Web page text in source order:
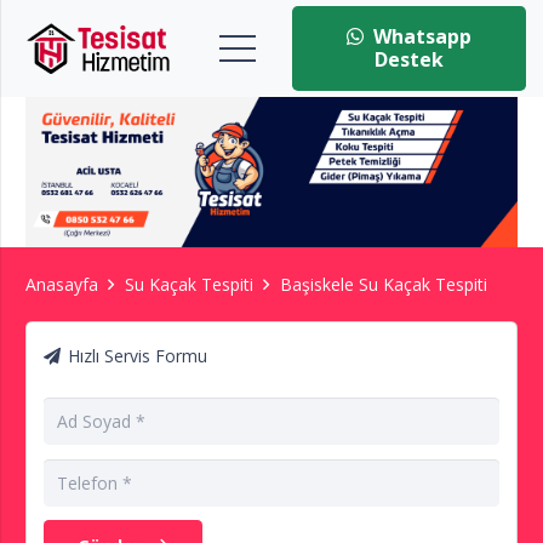
Whatsapp
Destek
Anasayfa Su Kaçak Tespiti Başiskele Su Kaçak Tespiti
Hızlı Servis Formu